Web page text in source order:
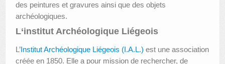
des peintures et gravures ainsi que des objets
archéologiques.
L‘institut Archéologique Liégeois
L’Institut Archéologique Liégeois (I.A.L.) est une association
créée en 1850. Elle a pour mission de rechercher, de